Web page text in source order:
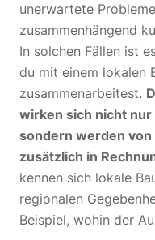
unerwartete
zusammenhängend
In solchen Fällen ist
du mit einem lokalen
zusammenarbeitest.
wirken sich nicht nur
sondern werden
zusätzlich in
kennen sich lokale
regionalen
Beispiel, wohin der